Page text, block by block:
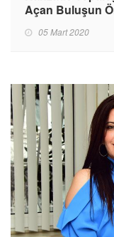
Açan Buluşun
05 Mart 2020